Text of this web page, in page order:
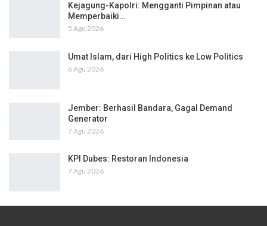
Kejagung-Kapolri: Mengganti Pimpinan atau
Memperbaiki…
5 Agu 2026
Umat Islam, dari High Politics ke Low Politics
6 Agu 2026
Jember: Berhasil Bandara, Gagal Demand
Generator
7 Agu 2026
KPI Dubes: Restoran Indonesia
7 Agu 2026